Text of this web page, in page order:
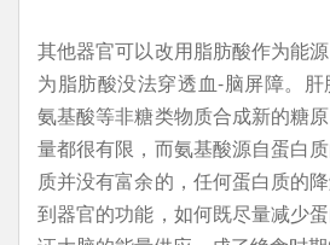
其他器官可以改用脂肪酸作为能
为脂肪酸没法穿透血-脑屏障。肝
氨基酸等非糖类物质合成新的糖
量都很有限，而氨基酸源自蛋白
质并没有富余的，任何蛋白质的
到器官的功能，如何既尽量减少